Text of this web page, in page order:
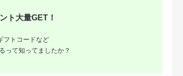
プル 家族 店頭 電話
ト大量GET！
フトコードなど
って知ってましたか？